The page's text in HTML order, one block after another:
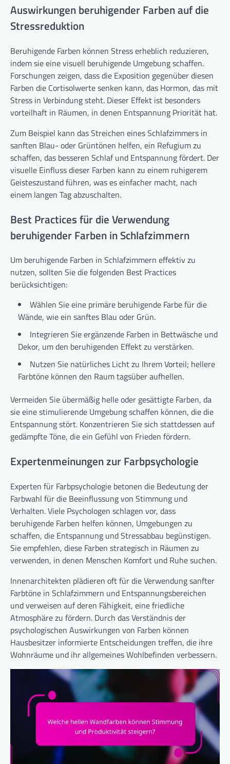
Auswirkungen beruhigender Farben auf die
Stressreduktion
Beruhigende Farben können Stress erheblich reduzieren,
indem sie eine visuell beruhigende Umgebung schaffen.
Forschungen zeigen, dass die Exposition gegenüber diesen
Farben die Cortisolwerte senken kann, das Hormon, das mit
Stress in Verbindung steht. Dieser Effekt ist besonders
vorteilhaft in Räumen, in denen Entspannung Priorität hat.
Zum Beispiel kann das Streichen eines Schlafzimmers in
sanften Blau- oder Grüntönen helfen, ein Refugium zu
schaffen, das besseren Schlaf und Entspannung fördert. Der
visuelle Einfluss dieser Farben kann zu einem ruhigerem
Geisteszustand führen, was es einfacher macht, nach
einem langen Tag abzuschalten.
Best Practices für die Verwendung
beruhigender Farben in Schlafzimmern
Um beruhigende Farben in Schlafzimmern effektiv zu
nutzen, sollten Sie die folgenden Best Practices
berücksichtigen:
Wählen Sie eine primäre beruhigende Farbe für die
Wände, wie ein sanftes Blau oder Grün.
Integrieren Sie ergänzende Farben in Bettwäsche und
Dekor, um den beruhigenden Effekt zu verstärken.
Nutzen Sie natürliches Licht zu Ihrem Vorteil; hellere
Farbtöne können den Raum tagsüber aufhellen.
Vermeiden Sie übermäßig helle oder gesättigte Farben, da
sie eine stimulierende Umgebung schaffen können, die die
Entspannung stört. Konzentrieren Sie sich stattdessen auf
gedämpfte Töne, die ein Gefühl von Frieden fördern.
Expertenmeinungen zur Farbpsychologie
Experten für Farbpsychologie betonen die Bedeutung der
Farbwahl für die Beeinflussung von Stimmung und
Verhalten. Viele Psychologen schlagen vor, dass
beruhigende Farben helfen können, Umgebungen zu
schaffen, die Entspannung und Stressabbau begünstigen.
Sie empfehlen, diese Farben strategisch in Räumen zu
verwenden, in denen Menschen Komfort und Ruhe suchen.
Innenarchitekten plädieren oft für die Verwendung sanfter
Farbtöne in Schlafzimmern und Entspannungsbereichen
und verweisen auf deren Fähigkeit, eine friedliche
Atmosphäre zu fördern. Durch das Verständnis der
psychologischen Auswirkungen von Farben können
Hausbesitzer informierte Entscheidungen treffen, die ihre
Wohnräume und ihr allgemeines Wohlbefinden verbessern.